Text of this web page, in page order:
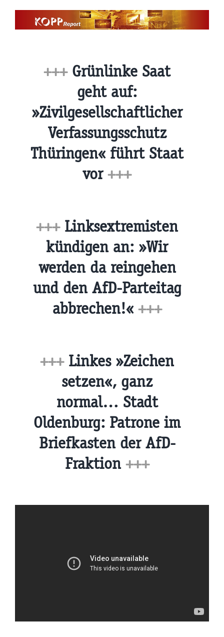
+++ Grünlinke Saat
geht auf:
»Zivilgesellschaftlicher
Verfassungsschutz
Thüringen« führt Staat
vor+++
+++ Linksextremisten
kündigen an: »Wir
werden da reingehen
und den AfD-Parteitag
abbrechen!« +++
+++ Linkes »Zeichen
setzen«, ganz
normal… Stadt
Oldenburg: Patrone im
Briefkasten der AfD-
Fraktion +++